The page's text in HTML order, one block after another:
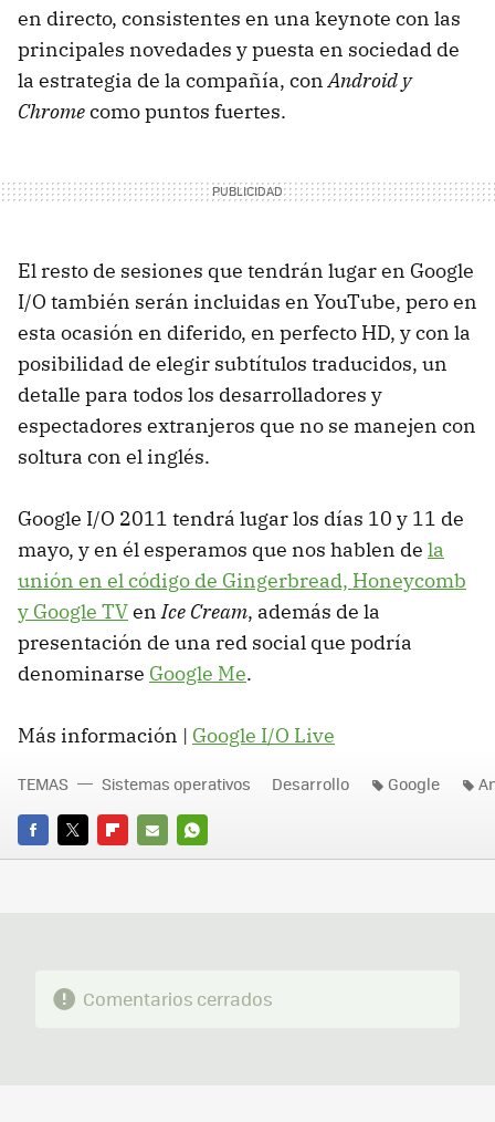
en directo, consistentes en una keynote con las
principales novedades y puesta en sociedad de
la estrategia de la compañía, conAndroid y
Chromecomo puntos fuertes.
El resto de sesiones que tendrán lugar en Google
I/O también serán incluidas en YouTube, pero en
esta ocasión en diferido, en perfecto HD, y con la
posibilidad de elegir subtítulos traducidos, un
detalle para todos los desarrolladores y
espectadores extranjeros que no se manejen con
soltura con el inglés.
Google I/O 2011 tendrá lugar los días 10 y 11 de
mayo, y en él esperamos que nos hablen de la
unión en el código de Gingerbread, Honeycomb
y Google TVenIce Cream, además de la
presentación de una red social que podría
denominarse Google Me.
Más información | Google I/O Live
FACEBOOK
TWITTERFLIPBOARD
E-
WHATSAPP
TEMAS Sistemas operativos Desarrollo Google
Comentarios cerrados